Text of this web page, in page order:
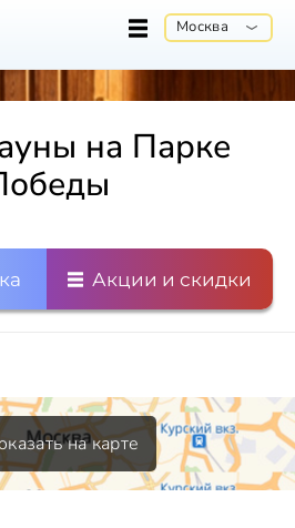
Москва
на Парке
Акции и скидки
на карте